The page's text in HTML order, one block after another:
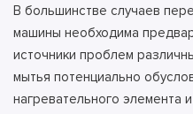
В большинстве случаев
машины необходима
источники проблем
мытья потенциально
нагревательного элемента